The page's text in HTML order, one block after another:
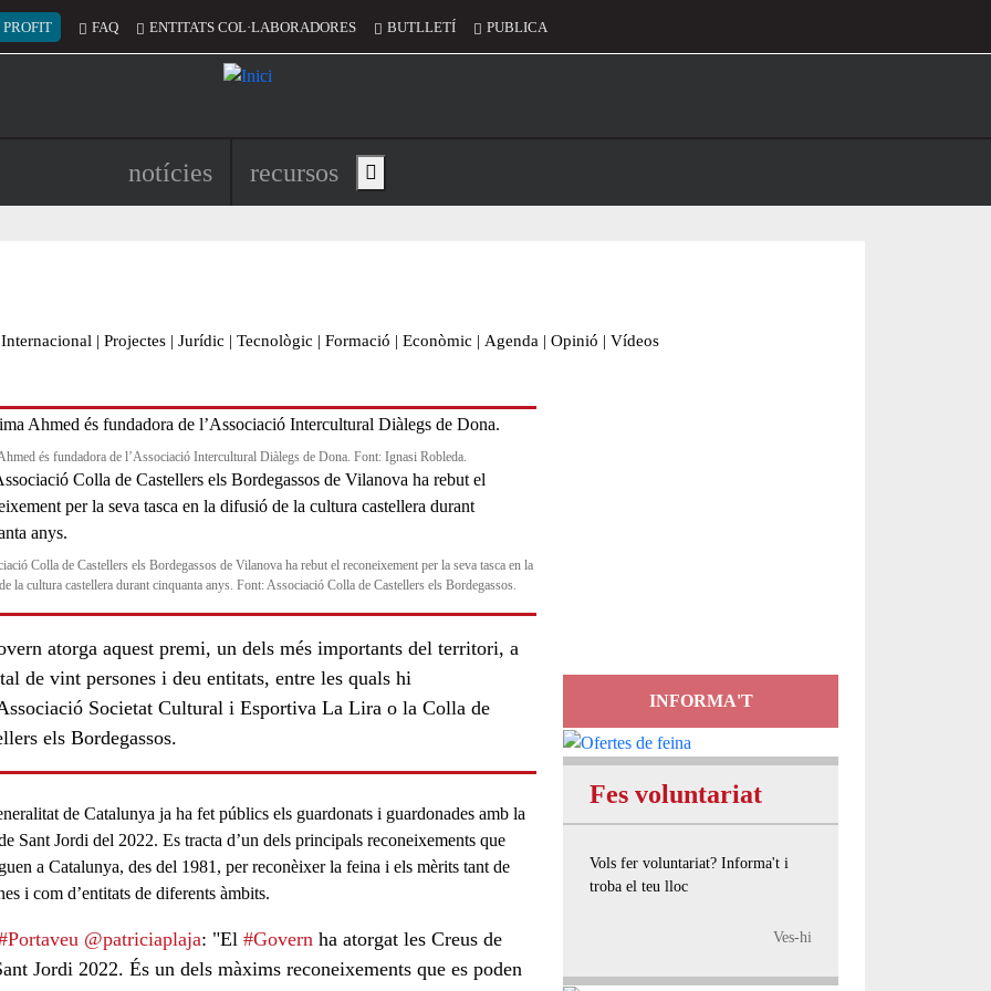
del compte d'usuari
PROFIT FAQ ENTITATS COL·LABORADORES BUTLLETÍ PUBLICA
Navegació principal de l'encapçalament
notícies recursos Show main menu
Internacional | Projectes | Jurídic | Tecnològic | Formació | Econòmic | Agenda | Opinió | Vídeos
és fundadora de l’Associació Intercultural Diàlegs de Dona. Font: Ignasi Robleda.
Colla de Castellers els Bordegassos de Vilanova ha rebut el reconeixement per la seva tasca en la
la cultura castellera durant cinquanta anys. Font: Associació Colla de Castellers els Bordegassos.
atorga aquest premi, un dels més importants del territori, a
de vint persones i deu entitats, entre les quals hi
Societat Cultural i Esportiva La Lira o la Colla de
els Bordegassos.
de Catalunya ja ha fet públics els guardonats i guardonades amb la
Sant Jordi del 2022. Es tracta d’un dels principals reconeixements que
a Catalunya, des del 1981, per reconèixer la feina i els mèrits tant de
i com d’entitats de diferents àmbits.
@patriciaplaja: "El#Govern ha atorgat les Creus de
Jordi 2022. És un dels màxims reconeixements que es poden
INFORMA'T
Fes voluntariat
Vols fer voluntariat? Informa't i
troba el teu lloc
Ves-hi